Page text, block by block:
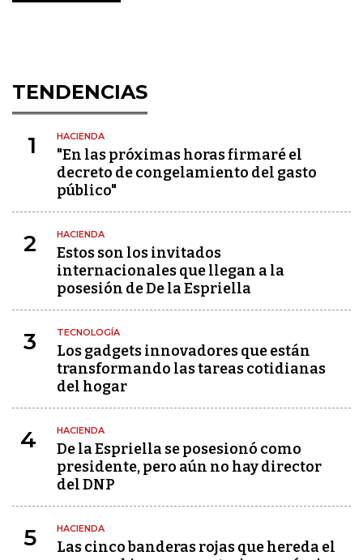
TENDENCIAS
1 HACIENDA
"En las próximas horas firmaré el
decreto de congelamiento del gasto
público"
2 HACIENDA
Estos son los invitados
internacionales que llegan a la
posesión de De la Espriella
3 TECNOLOGÍA
Los gadgets innovadores que están
transformando las tareas cotidianas
del hogar
4 HACIENDA
De la Espriella se posesionó como
presidente, pero aún no hay director
del DNP
5 HACIENDA
Las cinco banderas rojas que hereda el